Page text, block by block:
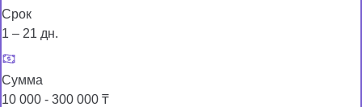
Срок
1 – 21 дн.
Сумма
10 000 - 300 000 ₸